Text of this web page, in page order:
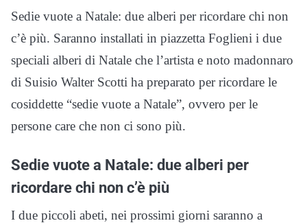
Sedie vuote a Natale: due alberi per ricordare chi non
c’è più. Saranno installati in piazzetta Foglieni i due
speciali alberi di Natale che l’artista e noto madonnaro
di Suisio Walter Scotti ha preparato per ricordare le
cosiddette “sedie vuote a Natale”, ovvero per le
persone care che non ci sono più.
Sedie vuote a Natale: due alberi per
ricordare chi non c’è più
I due piccoli abeti, nei prossimi giorni saranno a